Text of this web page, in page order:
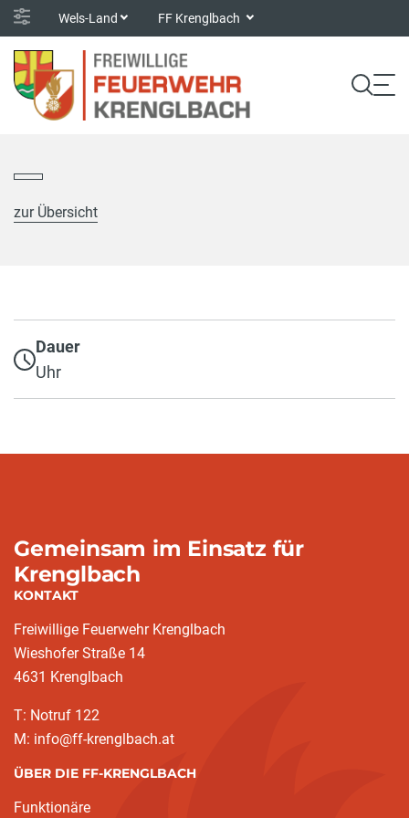
Wels-Land FF Krenglbach
zur Übersicht
Dauer
Uhr
Gemeinsam im Einsatz für
Krenglbach
KONTAKT
Freiwillige Feuerwehr Krenglbach
Wieshofer Straße 14
4631 Krenglbach
T: Notruf 122
M: info@ff-krenglbach.at
ÜBER DIE FF-KRENGLBACH
Funktionäre